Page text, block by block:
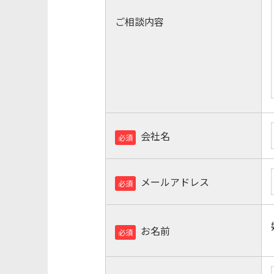
ご相談内容
必須 会社名
必須 メールアドレス
必須 お名前